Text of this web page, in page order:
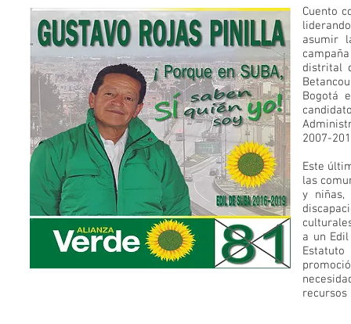
Edil Gustavo
Cuento
asumir
distrital
Bogotá
2007-
Este
las
y niñas,
a un
recursos